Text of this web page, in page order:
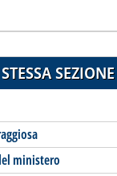
SEZIONE
ministero